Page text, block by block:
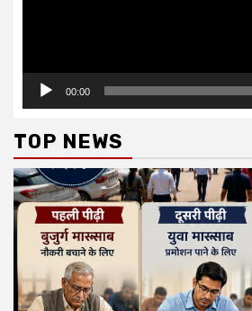
00:00
TOP NEWS